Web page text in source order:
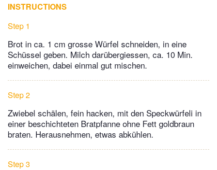
INSTRUCTIONS
Step 1
Brot in ca. 1 cm grosse Würfel schneiden, in eine
Schüssel geben. Milch darübergiessen, ca. 10 Min.
einweichen, dabei einmal gut mischen.
Step 2
Zwiebel schälen, fein hacken, mit den Speckwürfeli in
einer beschichteten Bratpfanne ohne Fett goldbraun
braten. Herausnehmen, etwas abkühlen.
Step 3